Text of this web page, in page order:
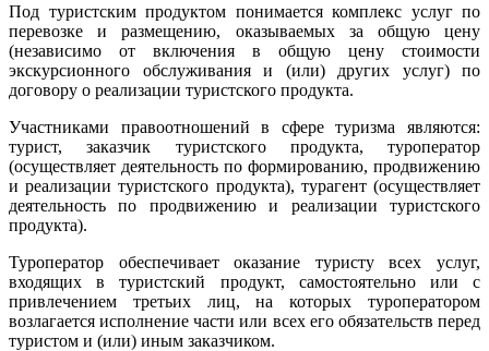
Под туристским продуктом понимается комплекс услуг по
перевозке и размещению, оказываемых за общую цену
(независимо от включения в общую цену стоимости
экскурсионного обслуживания и (или) других услуг) по
договору о реализации туристского продукта.
Участниками правоотношений в сфере туризма являются:
турист, заказчик туристского продукта, туроператор
(осуществляет деятельность по формированию, продвижению
и реализации туристского продукта), турагент (осуществляет
деятельность по продвижению и реализации туристского
продукта).
Туроператор обеспечивает оказание туристу всех услуг,
входящих в туристский продукт, самостоятельно или с
привлечением третьих лиц, на которых туроператором
возлагается исполнение части или всех его обязательств перед
туристом и (или) иным заказчиком.